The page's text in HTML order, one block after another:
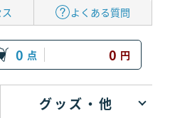
よくある質問
0 点 0 円
グッズ・他